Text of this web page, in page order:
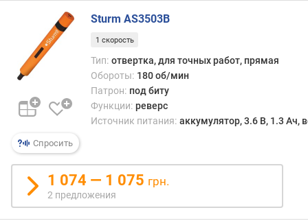
с
т
о
о
о
р
о
т
о
в
Спросить
Sturm AS3503B
1 скорость
Тип: отвертка, для точных работ, прямая
Обороты: 180 об/мин
Патрон: под биту
Функции: реверс
Источник питания: аккумулятор, 3.6 В, 1.3 Ач,
1 074 — 1 075 грн.
2 предложения